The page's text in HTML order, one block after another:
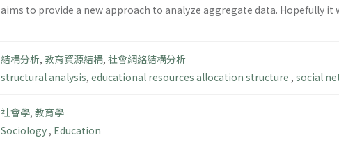
aims to provide a new approach to analyze aggregate data. Hopefully
結構分析, 教育資源結構, 社會網絡結構分析
structural analysis, educational resources allocation structure , social
社會學, 教育學
Sociology , Education